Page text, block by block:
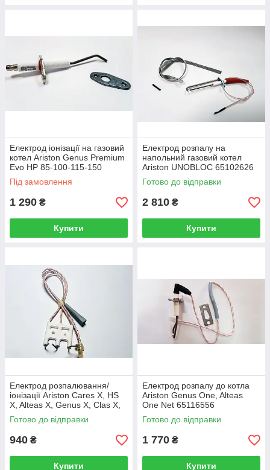
Електрод іонізації на газовий
котел Ariston Genus Premium
Evo HP 85-100-115-150
64201339
Під замовлення
1 290 ₴
Купити
Електрод розпалу на
напольний газовий котел
Ariston UNOBLOC 65102626
Готово до відправки
2 810 ₴
Купити
Електрод розпалювання/
іонізації Ariston Cares X, HS
X, Alteas X, Genus X, Clas X,
Clas X System, HS X
65115802
Готово до відправки
940 ₴
Купити
Електрод розпалу до котла
Ariston Genus One, Alteas
One Net 65116556
Готово до відправки
1 770 ₴
Купити